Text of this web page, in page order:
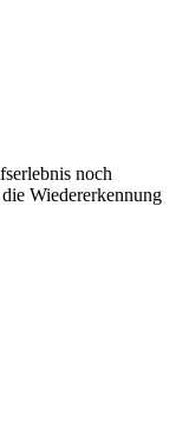
noch
Wiedererkennung